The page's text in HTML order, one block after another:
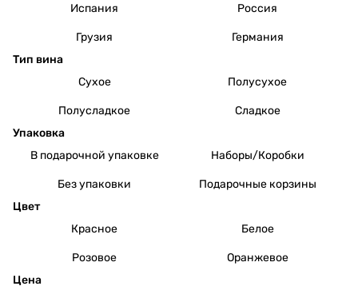
Испания Россия
Грузия
Германия
Тип вина
Сухое
Полусухое
Полусладкое
Сладкое
Упаковка
В подарочной упаковке
Наборы/Коробки
Без упаковки
Подарочные корзины
Цвет
Красное
Белое
Розовое
Оранжевое
Цена